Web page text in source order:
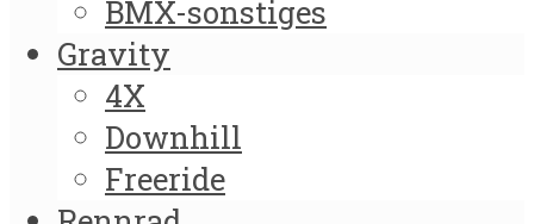
BMX-sonstiges
Gravity
4X
Downhill
Freeride